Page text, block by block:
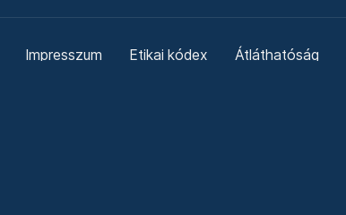
Impresszum Etikai kódex Átláthatóság